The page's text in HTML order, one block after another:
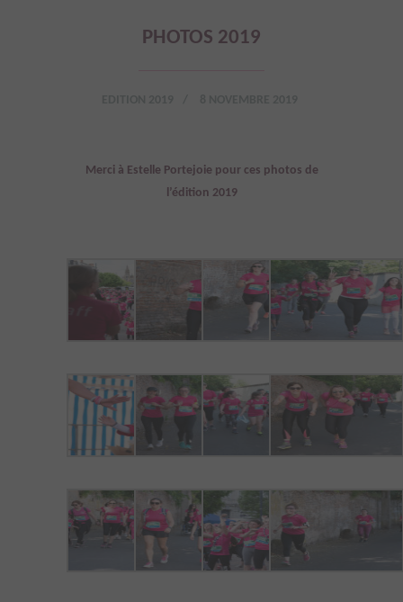
PHOTOS 2019
Merci à Estelle Portejoie pour ces photos de
l’édition 2019